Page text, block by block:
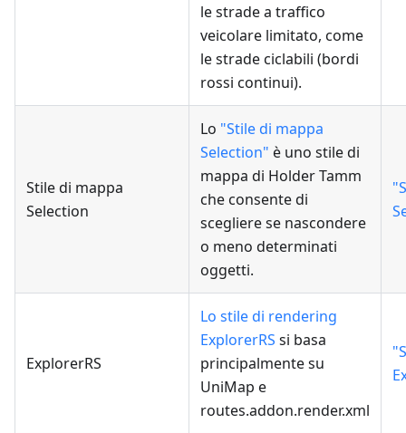
le strade a traffico
veicolare limitato, come
le strade ciclabili (bordi
rossi continui).
Stile di mappa
Selection
Lo "Stile di mappa
Selection" è uno stile di
mappa di Holder Tamm
che consente di
scegliere se nascondere
o meno determinati
oggetti.
ExplorerRS
Lo stile di rendering
ExplorerRS si basa
principalmente su
UniMap e
routes.addon.render.xml